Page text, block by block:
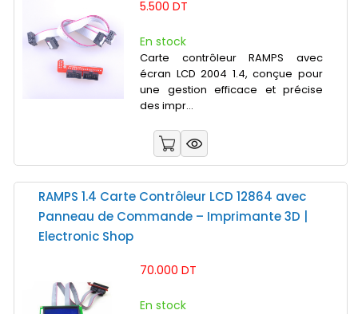
5.500 DT
En stock
Carte contrôleur RAMPS avec
écran LCD 2004 1.4, conçue pour
une gestion efficace et précise
des impr...
RAMPS 1.4 Carte Contrôleur LCD 12864 avec
Panneau de Commande – Imprimante 3D |
Electronic Shop
70.000 DT
En stock